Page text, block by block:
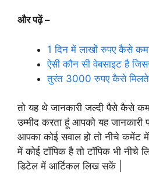
और पढ़ें –
1 दिन में लाखों रुपए कैसे
ऐसी कौन सी वेबसाइट है
तुरंत 3000 रुपए कैसे
तो यह थे जानकारी जल्दी पैसे कैसे
उम्मीद करता हूं आपको यह जानकारी
आपका कोई सवाल हो तो नीचे
में कोई टॉपिक है तो टॉपिक भी
डिटेल में आर्टिकल लिख सकें |